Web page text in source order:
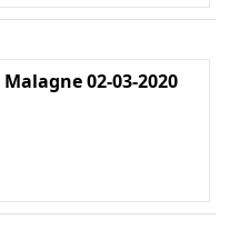
Malagne 02-03-2020